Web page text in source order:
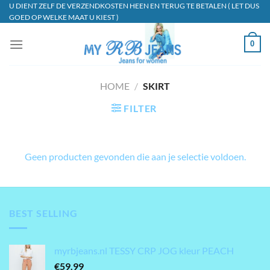
Ga
naar
U DIENT ZELF DE VERZENDKOSTEN HEEN EN TERUG TE BETALEN ( LET DUS
GOED OP WELKE MAAT U KIEST )
0
HOME / SKIRT
FILTER
Geen producten gevonden die aan je selectie voldoen.
BEST SELLING
myrbjeans.nl TESSY CRP JOG kleur PEACH
€59.99